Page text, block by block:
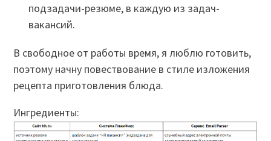
подзадачи-резюме, в каждую из задач-
вакансий.
В свободное от работы время, я люблю готовить,
поэтому начну повествование в стиле изложения
рецепта приготовления блюда.
Ингредиенты: